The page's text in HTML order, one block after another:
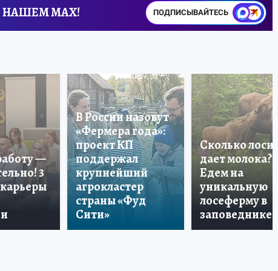
НАШЕМ MAX! ПОДПИСЫВАЙТЕСЬ
—
3
В России назовут
«Фермера года»:
проект КП
поддержал
крупнейший
агрокластер
страны «Фуд
Сити»
Сколько лосиха
дает молока?
Едем на
уникальную
лосеферму в
заповеднике!